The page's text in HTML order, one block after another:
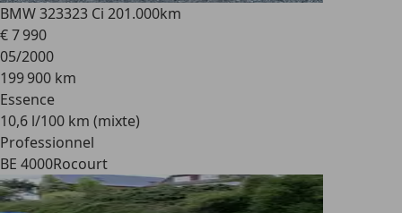
BMW 323323 Ci 201.000km
€ 7 990
05/2000
199 900 km
Essence
10,6 l/100 km (mixte)
Professionnel
BE 4000Rocourt